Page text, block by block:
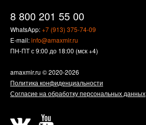
8 800 201 55 00
WhatsApp:+7 (913) 375-74-09
E-mail:info@amaxmir.ru
ПН-ПТ с 9:00 до 18:00 (мск +4)
amaxmir.ru © 2020-2026
Политика конфиденциальности
Согласие на обработку персональных данных